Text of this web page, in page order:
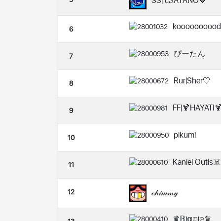
6
7 ぴーたん
8 Rur|Sher🤍
9
10 pikumi
11 Kaniel Outis☠️
12 𝒸𝒽𝒾𝓂𝓂𝓎